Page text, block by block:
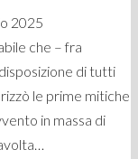
2025
che – fra
di tutti
le prime mitiche
in massa di